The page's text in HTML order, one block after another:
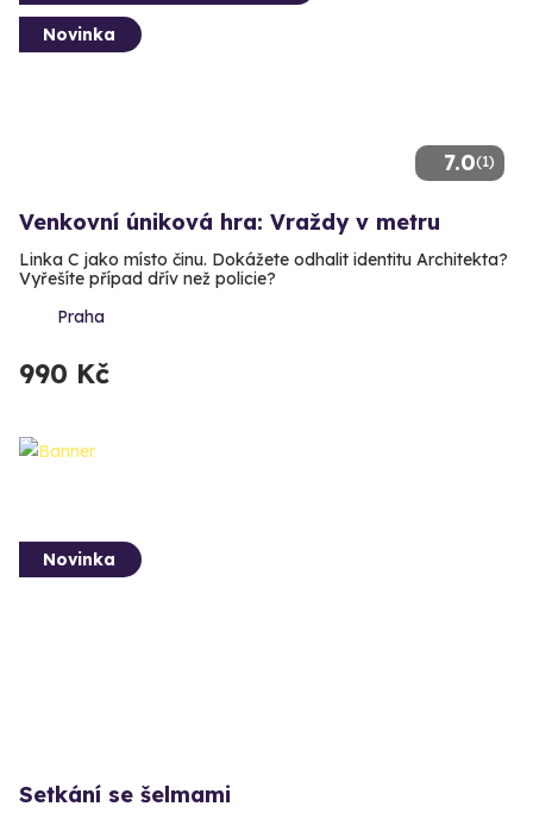
7.0(1)
Novinka
Venkovní úniková hra: Vraždy v metru
Linka C jako místo činu. Dokážete odhalit identitu Architekta?
Vyřešíte případ dřív než policie?
Praha
990 Kč
Novinka
Setkání se šelmami